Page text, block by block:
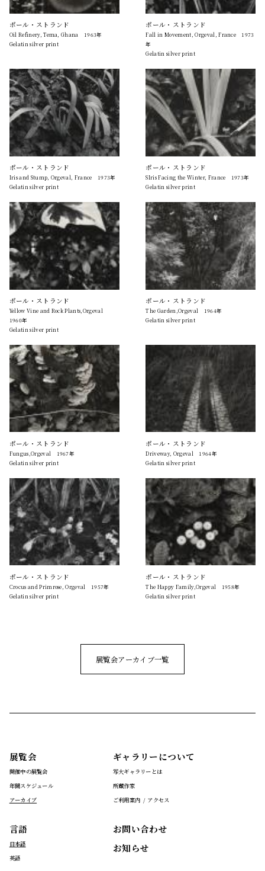
ポール・ストランド
Oil Refinery, Tema, Ghana 1963年
Gelatin silver print
ポール・ストランド
Fall in Movement, Orgeval, France 1973
年
Gelatin silver print
ポール・ストランド
Iris and Stump, Orgeval, France 1973年
Gelatin silver print
ポール・ストランド
SIris Facing the Winter, France 1973年
Gelatin silver print
ポール・ストランド
Yellow Vine and Rock Plants,Orgeval
1960年
Gelatin silver print
ポール・ストランド
The Garden,Orgeval 1964年
Gelatin silver print
ポール・ストランド
Fungus,Orgeval 1967年
Gelatin silver print
ポール・ストランド
Driveway, Orgeval 1964年
Gelatin silver print
ポール・ストランド
Crocus and Primrose, Orgeval 1957年
Gelatin silver print
ポール・ストランド
The Happy Family,Orgeval 1958年
Gelatin silver print
展覧会アーカイブ一覧
展覧会
開催中の展覧会
年間スケジュール
アーカイブ
言語
日本語
英語
ギャラリーについて
写大ギャラリーとは
所蔵作家
ご利用案内 / アクセス
お問い合わせ
お知らせ